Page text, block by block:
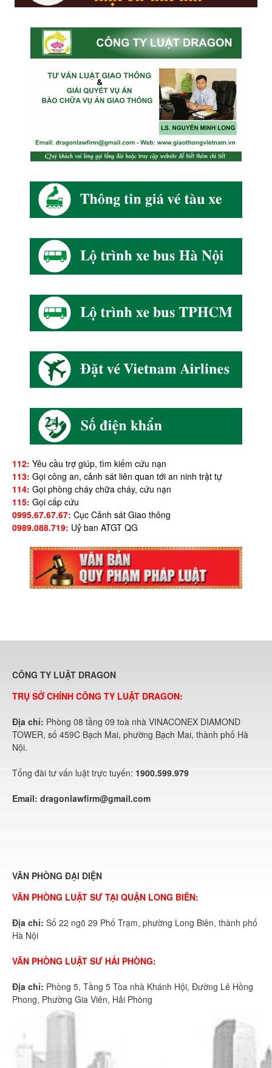
112: Yêu cầu trợ giúp, tìm kiếm cứu nạn
113: Gọi công an, cảnh sát liên quan tới an ninh trật tự
114: Gọi phòng cháy chữa cháy, cứu nạn
115: Gọi cấp cứu
0995.67.67.67: Cục Cảnh sát Giao thông
0989.088.719: Uỷ ban ATGT QG
CÔNG TY LUẬT DRAGON
TRỤ SỞ CHÍNH CÔNG TY LUẬT DRAGON:
Địa chỉ: Phòng 08 tầng 09 toà nhà VINACONEX DIAMOND
TOWER, số 459C Bạch Mai, phường Bạch Mai, thành phố Hà
Nội.
Tổng đài tư vấn luật trực tuyến: 1900.599.979
Email: dragonlawfirm@gmail.com
VĂN PHÒNG ĐẠI DIỆN
VĂN PHÒNG LUẬT SƯ TẠI QUẬN LONG BIÊN:
Địa chỉ: Số 22 ngõ 29 Phố Trạm, phường Long Biên, thành phố
Hà Nội
VĂN PHÒNG LUẬT SƯ HẢI PHÒNG:
Địa chỉ: Phòng 5, Tầng 5 Tòa nhà Khánh Hội, Đường Lê Hồng
Phong, Phường Gia Viên, Hải Phòng